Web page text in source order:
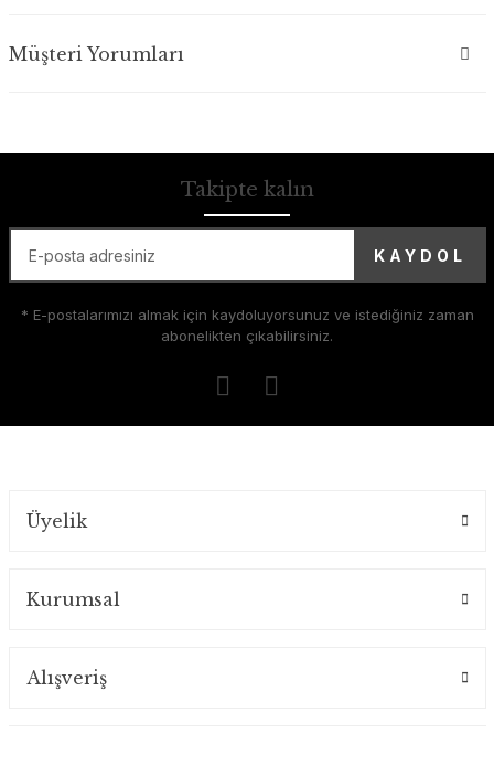
Müşteri Yorumları
Takipte kalın
KAYDOL
* E-postalarımızı almak için kaydoluyorsunuz ve istediğiniz zaman
abonelikten çıkabilirsiniz.
Üyelik
Kurumsal
Alışveriş